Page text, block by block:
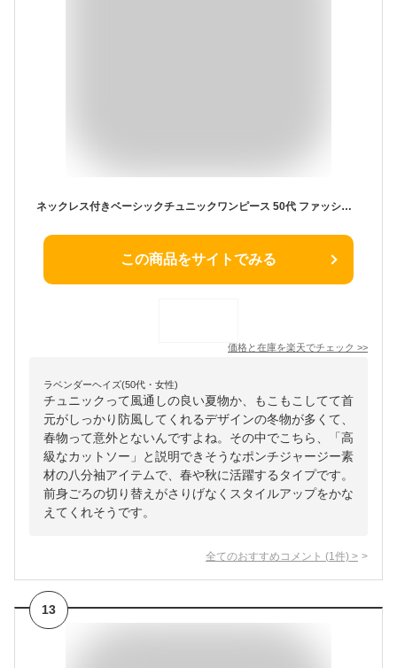
ネックレス付きベーシックチュニックワンピース 50代 ファッション ミセス 40代 60代 70代 春ワンピ 女性 レディース エレガント おしゃれ 普段着 お出かけ着 上品 きれいめ アラフォー 秋 母の日 プレゼント
この商品をサイトでみる
価格と在庫を楽天でチェック >>
ラベンダーヘイズ(50代・女性)
チュニックって風通しの良い夏物か、もこもこしてて首
元がしっかり防風してくれるデザインの冬物が多くて、
春物って意外とないんですよね。その中でこちら、「高
級なカットソー」と説明できそうなポンチジャージー素
材の八分袖アイテムで、春や秋に活躍するタイプです。
前身ごろの切り替えがさりげなくスタイルアップをかな
えてくれそうです。
全てのおすすめコメント (1 件) >
13